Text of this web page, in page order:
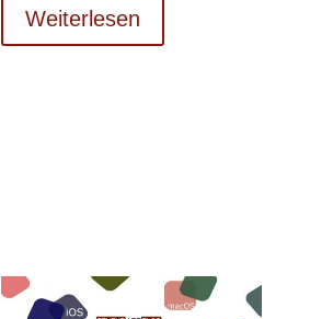
Weiterlesen